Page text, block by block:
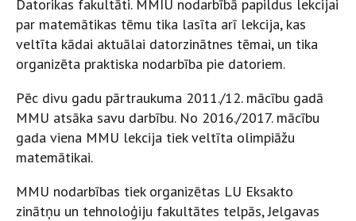
Datorikas fakultāti. MMIU nodarbībā papildus lekcijai
par matemātikas tēmu tika lasīta arī lekcija, kas
veltīta kādai aktuālai datorzinātnes tēmai, un tika
organizēta praktiska nodarbība pie datoriem.
Pēc divu gadu pārtraukuma 2011./12. mācību gadā
MMU atsāka savu darbību. No 2016./2017. mācību
gada viena MMU lekcija tiek veltīta olimpiāžu
matemātikai.
MMU nodarbības tiek organizētas LU Eksakto
zinātņu un tehnoloģiju fakultātes telpās, Jelgavas